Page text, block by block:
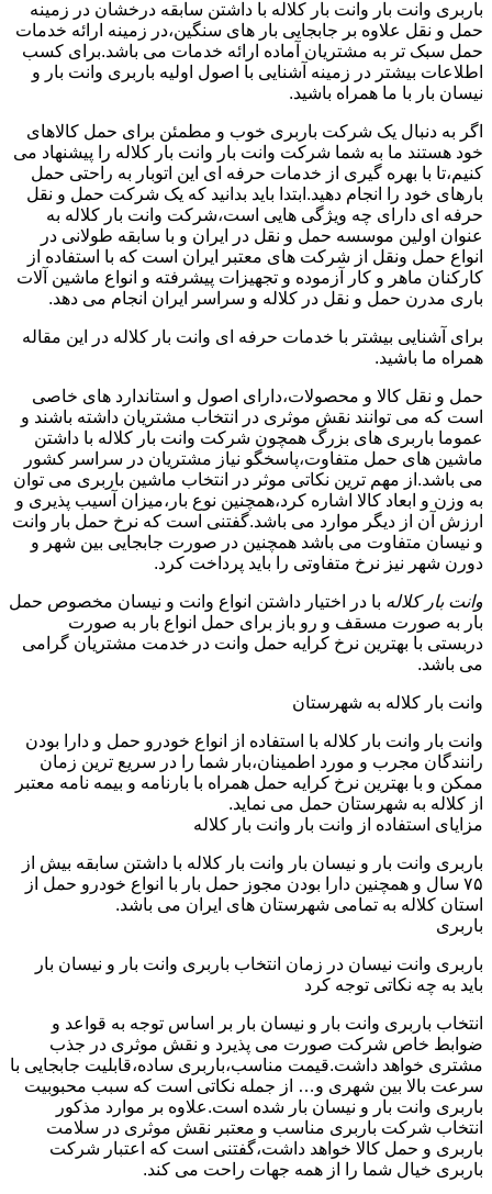
باربری وانت بار وانت بار کلاله با داشتن سابقه درخشان در زمینه
حمل و نقل علاوه بر جابجایی بار های سنگین،در زمینه ارائه خدمات
حمل سبک تر به مشتریان آماده ارائه خدمات می باشد.برای کسب
اطلاعات بیشتر در زمینه آشنایی با اصول اولیه باربری وانت بار و
نیسان بار با ما همراه باشید.
اگر به دنبال یک شرکت باربری خوب و مطمئن برای حمل کالاهای
خود هستند ما به شما شرکت وانت بار وانت بار کلاله را پیشنهاد می
کنیم،تا با بهره گیری از خدمات حرفه ای این اتوبار به راحتی حمل
بارهای خود را انجام دهید.ابتدا باید بدانید که یک شرکت حمل و نقل
حرفه ای دارای چه ویژگی هایی است،شرکت وانت بار کلاله به
عنوان اولین موسسه حمل و نقل در ایران و با سابقه طولانی در
انواع حمل ونقل از شرکت های معتبر ایران است که با استفاده از
کارکنان ماهر و کار آزموده و تجهیزات پیشرفته و انواع ماشین آلات
باری مدرن حمل و نقل در کلاله و سراسر ایران انجام می دهد.
برای آشنایی بیشتر با خدمات حرفه ای وانت بار کلاله در این مقاله
همراه ما باشید.
حمل و نقل کالا و محصولات،دارای اصول و استاندارد های خاصی
است که می توانند نقش موثری در انتخاب مشتریان داشته باشند و
عموما باربری های بزرگ همچون شرکت وانت بار کلاله با داشتن
ماشین های حمل متفاوت،پاسخگو نیاز مشتریان در سراسر کشور
می باشد.از مهم ترین نکاتی موثر در انتخاب ماشین باربری می توان
به وزن و ابعاد کالا اشاره کرد،همچنین نوع بار،میزان آسیب پذیری و
ارزش آن از دیگر موارد می باشد.گفتنی است که نرخ حمل بار وانت
و نیسان متفاوت می باشد همچنین در صورت جابجایی بین شهر و
دورن شهر نیز نرخ متفاوتی را باید پرداخت کرد.
وانت بار کلاله با در اختیار داشتن انواع وانت و نیسان مخصوص حمل
بار به صورت مسقف و رو باز برای حمل انواع بار به صورت
دربستی با بهترین نرخ کرایه حمل وانت در خدمت مشتریان گرامی
می باشد.
وانت بار کلاله به شهرستان
وانت بار وانت بار کلاله با استفاده از انواع خودرو حمل و دارا بودن
رانندگان مجرب و مورد اطمینان،بار شما را در سریع ترین زمان
ممکن و با بهترین نرخ کرایه حمل همراه با بارنامه و بیمه نامه معتبر
از کلاله به شهرستان حمل می نماید.
مزایای استفاده از وانت بار وانت بار کلاله
باربری وانت بار و نیسان بار وانت بار کلاله با داشتن سابقه بیش از
۷۵ سال و همچنین دارا بودن مجوز حمل بار با انواع خودرو حمل از
استان کلاله به تمامی شهرستان های ایران می باشد.
باربری
باربری وانت نیسان در زمان انتخاب باربری وانت بار و نیسان بار
باید به چه نکاتی توجه کرد
انتخاب باربری وانت بار و نیسان بار بر اساس توجه به قواعد و
ضوابط خاص شرکت صورت می پذیرد و نقش موثری در جذب
مشتری خواهد داشت.قیمت مناسب،باربری ساده،قابلیت جابجایی با
سرعت بالا بین شهری و… از جمله نکاتی است که سبب محبوبیت
باربری وانت بار و نیسان بار شده است.علاوه بر موارد مذکور
انتخاب شرکت باربری مناسب و معتبر نقش موثری در سلامت
باربری و حمل کالا خواهد داشت،گفتنی است که اعتبار شرکت
باربری خیال شما را از همه جهات راحت می کند.